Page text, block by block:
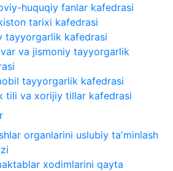
huquqiy fanlar kafedrasi
tarixi kafedrasi
tayyorgarlik kafedrasi
va jismoniy tayyorgarlik
tayyorgarlik kafedrasi
tili va xorijiy tillar kafedrasi
organlarini uslubiy taʼminlash
xodimlarini qayta